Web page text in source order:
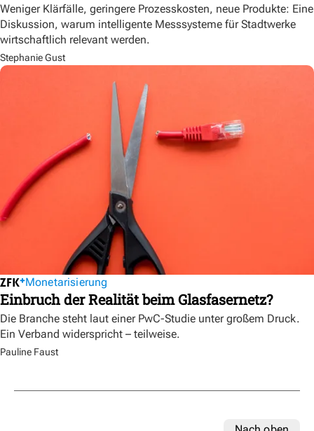
Weniger Klärfälle, geringere Prozesskosten, neue Produkte: Eine
Diskussion, warum intelligente Messsysteme für Stadtwerke
wirtschaftlich relevant werden.
Stephanie Gust
Monetarisierung
Einbruch der Realität beim Glasfasernetz?
Die Branche steht laut einer PwC-Studie unter großem Druck.
Ein Verband widerspricht – teilweise.
Pauline Faust